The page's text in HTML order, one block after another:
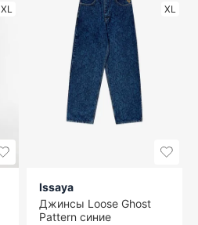
XL
XL
Issaya
Джинсы Loose Ghost
Pattern синие